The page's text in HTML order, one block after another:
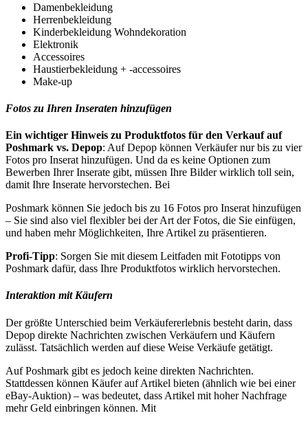
Damenbekleidung
Herrenbekleidung
Kinderbekleidung Wohndekoration
Elektronik
Accessoires
Haustierbekleidung + -accessoires
Make-up
Fotos zu Ihren Inseraten hinzufügen
Ein wichtiger Hinweis zu Produktfotos für den Verkauf auf
Poshmark vs. Depop: Auf Depop können Verkäufer nur bis zu vier
Fotos pro Inserat hinzufügen. Und da es keine Optionen zum
Bewerben Ihrer Inserate gibt, müssen Ihre Bilder wirklich toll sein,
damit Ihre Inserate hervorstechen. Bei
Poshmark können Sie jedoch bis zu 16 Fotos pro Inserat hinzufügen
– Sie sind also viel flexibler bei der Art der Fotos, die Sie einfügen,
und haben mehr Möglichkeiten, Ihre Artikel zu präsentieren.
Profi-Tipp: Sorgen Sie mit diesem Leitfaden mit Fototipps von
Poshmark dafür, dass Ihre Produktfotos wirklich hervorstechen.
Interaktion mit Käufern
Der größte Unterschied beim Verkäufererlebnis besteht darin, dass
Depop direkte Nachrichten zwischen Verkäufern und Käufern
zulässt. Tatsächlich werden auf diese Weise Verkäufe getätigt.
Auf Poshmark gibt es jedoch keine direkten Nachrichten.
Stattdessen können Käufer auf Artikel bieten (ähnlich wie bei einer
eBay-Auktion) – was bedeutet, dass Artikel mit hoher Nachfrage
mehr Geld einbringen können. Mit